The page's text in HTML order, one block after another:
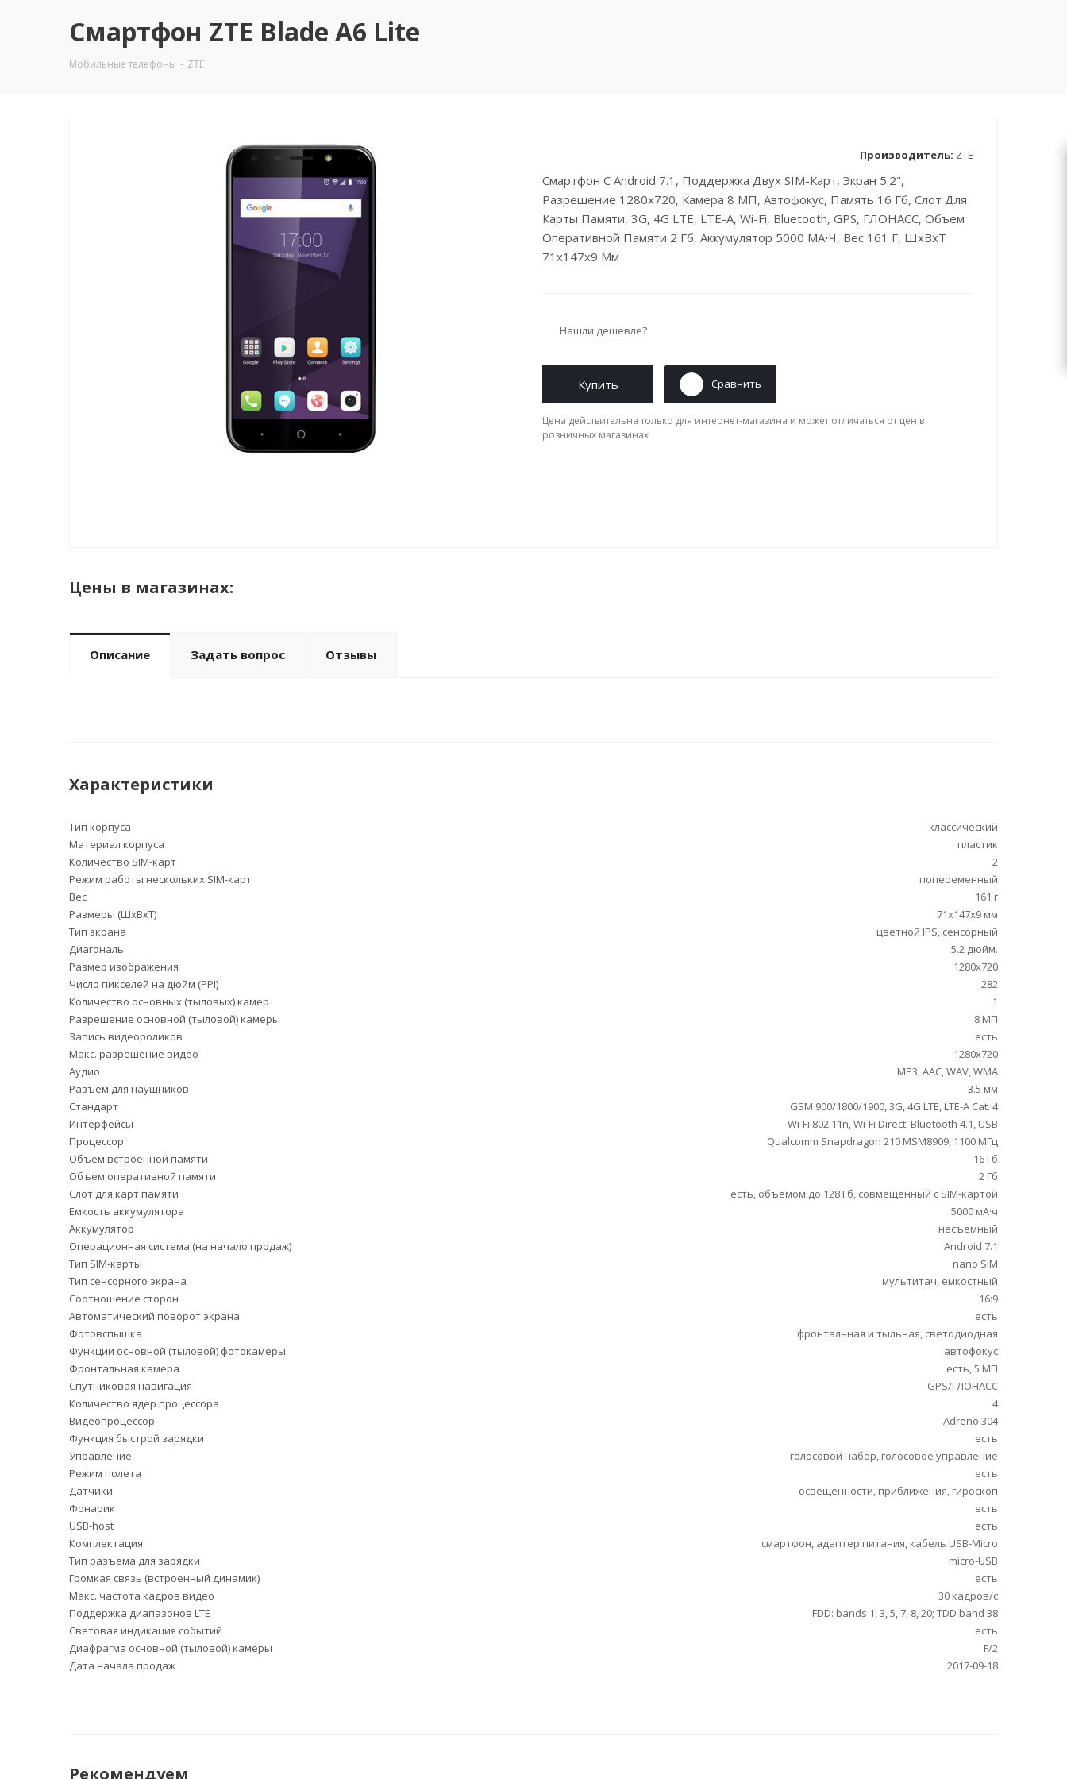
Смартфон ZTE Blade A6 Lite
Мобильные телефоны - ZTE
Производитель: ZTE
Смартфон С Android 7.1, Поддержка Двух SIM-Карт, Экран 5.2",
Разрешение 1280x720, Камера 8 МП, Автофокус, Память 16 Гб, Слот Для
Карты Памяти, 3G, 4G LTE, LTE-A, Wi-Fi, Bluetooth, GPS, ГЛОНАСС, Объем
Оперативной Памяти 2 Гб, Аккумулятор 5000 МА⋅ч, Вес 161 Г, ШxВxТ
71x147x9 Мм
Нашли дешевле?
Купить Сравнить
Цена действительна только для интернет-магазина и может отличаться от цен в
розничных магазинах
Цены в магазинах:
Описание Задать вопрос Отзывы
Характеристики
Тип корпуса
классический
Материал корпуса
пластик
Количество SIM-карт
2
Режим работы нескольких SIM-карт
попеременный
Вес
161 г
Размеры (ШxВxТ)
71x147x9 мм
Тип экрана
цветной IPS, сенсорный
Диагональ
5.2 дюйм.
Размер изображения
1280x720
Число пикселей на дюйм (PPI)
282
Количество основных (тыловых) камер
1
Разрешение основной (тыловой) камеры
8 МП
Запись видеороликов
есть
Макс. разрешение видео
1280x720
Аудио
MP3, AAC, WAV, WMA
Разъем для наушников
3.5 мм
Стандарт
GSM 900/1800/1900, 3G, 4G LTE, LTE-A Cat. 4
Интерфейсы
Wi-Fi 802.11n, Wi-Fi Direct, Bluetooth 4.1, USB
Процессор
Qualcomm Snapdragon 210 MSM8909, 1100 МГц
Объем встроенной памяти
16 Гб
Объем оперативной памяти
2 Гб
Слот для карт памяти
есть, объемом до 128 Гб, совмещенный с SIM-картой
Емкость аккумулятора
5000 мА·ч
Аккумулятор
несъемный
Операционная система (на начало продаж)
Android 7.1
Тип SIM-карты
nano SIM
Тип сенсорного экрана
мультитач, емкостный
Соотношение сторон
16:9
Автоматический поворот экрана
есть
Фотовспышка
фронтальная и тыльная, светодиодная
Функции основной (тыловой) фотокамеры
автофокус
Фронтальная камера
есть, 5 МП
Спутниковая навигация
GPS/ГЛОНАСС
Количество ядер процессора
4
Видеопроцессор
Adreno 304
Функция быстрой зарядки
есть
Управление
голосовой набор, голосовое управление
Режим полета
есть
Датчики
освещенности, приближения, гироскоп
Фонарик
есть
USB-host
есть
Комплектация
смартфон, адаптер питания, кабель USB-Micro
Тип разъема для зарядки
micro-USB
Громкая связь (встроенный динамик)
есть
Макс. частота кадров видео
30 кадров/с
Поддержка диапазонов LTE
FDD: bands 1, 3, 5, 7, 8, 20; TDD band 38
Световая индикация событий
есть
Диафрагма основной (тыловой) камеры
F/2
Дата начала продаж
2017-09-18
Рекомендуем